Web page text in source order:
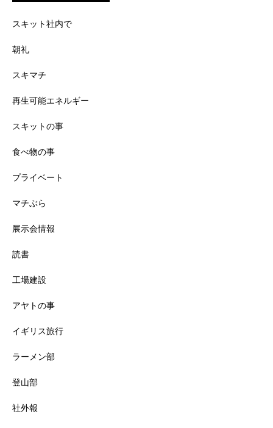
スキット社内で
朝礼
スキマチ
再生可能エネルギー
スキットの事
食べ物の事
プライベート
マチぶら
展示会情報
読書
工場建設
アヤトの事
イギリス旅行
ラーメン部
登山部
社外報